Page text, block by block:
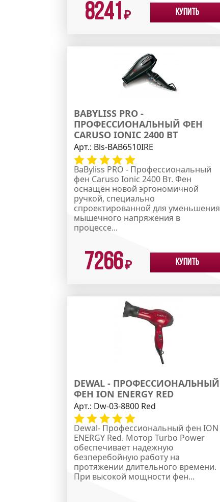
8241 ₽ Купить
BABYLISS PRO -
ПРОФЕССИОНАЛЬНЫЙ ФЕН
CARUSO IONIC 2400 ВТ
Арт.: Bls-BAB6510IRE
BaByliss PRO - Профессиональный
фен Caruso Ionic 2400 Вт. Фен
оснащён новой эргономичной
ручкой, специально
спроектированной для уменьшения
мышечного напряжения в
процессе...
7266₽ Купить
DEWAL - ПРОФЕССИОНАЛЬНЫЙ
ФЕН ION ENERGY RED
Арт.: Dw-03-8800 Red
Dewal- Профессиональный фен ION
ENERGY Red. Мотор Turbo Power
обеспечивает надежную
безперебойную работу на
протяжении длительного времени.
При высокой мощности фен...